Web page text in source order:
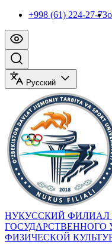
+998 (61) 224-27-73
Русский
НУКУССКИЙ ФИЛИАЛ
ГОСУДАРСТВЕННОГО
ФИЗИЧЕСКОЙ